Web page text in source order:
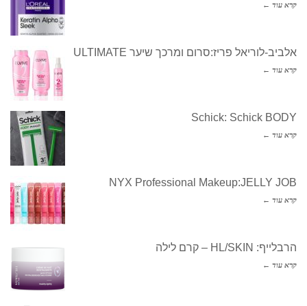
קרא עוד ←
אלביב-לוריאל פריז:סרום ומרכך שיער ULTIMATE
קרא עוד ←
Schick: Schick BODY
קרא עוד ←
NYX Professional Makeup:JELLY JOB
קרא עוד ←
הרבלייף: HL/SKIN – קרם לילה
קרא עוד ←